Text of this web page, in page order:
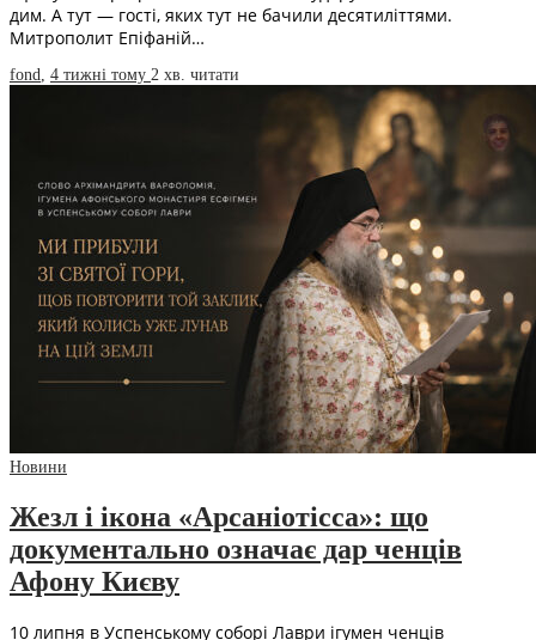
дим. А тут — гості, яких тут не бачили десятиліттями.
Митрополит Епіфаній…
fond 4 тижні тому 2 хв. читати
Новини
Жезл і ікона «Арсаніотісса»: що
документально означає дар ченців
Афону Києву
10 липня в Успенському соборі Лаври ігумен ченців